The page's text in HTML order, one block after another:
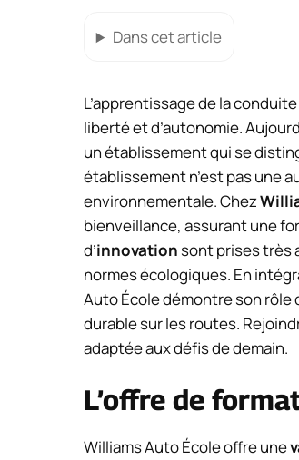
Dans cet article
L’apprentissage de la
liberté et d’autonomie.
un établissement qui se
établissement n’est pas une
environnementale. Chez
bienveillance, assurant une
d’innovationsont prises très
normes écologiques. En
Auto École démontre son
durable sur les routes.
adaptée aux défis de demain.
L’offre de
Williams Auto École offre une